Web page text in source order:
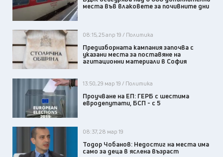
места във влаковете за почивните дни
08:15, 25 апр 19 / Политика
Предизборната кампания започва с
указани места за поставяне на
агитационни материали в София
13:50, 29 мар 19 / Политика
Проучване на ЕП: ГЕРБ с шестима
евродепутати, БСП - с 5
08:37, 28 мар 19
Тодор Чобанов: Недостиг на места има
само за деца в яслена възраст